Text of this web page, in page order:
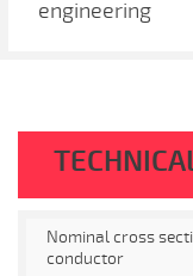
engineering
Nominal cross
conductor